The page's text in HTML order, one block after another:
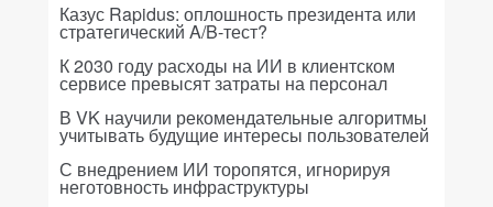
Казус Rapidus: оплошность президента или
стратегический A/B-тест?
К 2030 году расходы на ИИ в клиентском
сервисе превысят затраты на персонал
В VK научили рекомендательные алгоритмы
учитывать будущие интересы пользователей
С внедрением ИИ торопятся, игнорируя
неготовность инфраструктуры